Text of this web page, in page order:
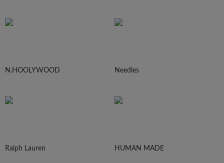
N.HOOLYWOOD Needles
Ralph Lauren HUMAN MADE